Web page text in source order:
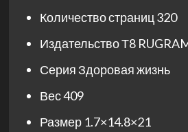
Количество страниц320
ИздательствоТ8
СерияЗдоровая жизнь
Вес409
Размер 1.7×14.8×21